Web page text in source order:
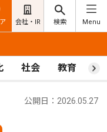
会社・IR 検索 Menu
社会 教育 ス
公開日：2026.05.27